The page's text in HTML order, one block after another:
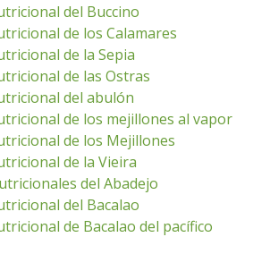
del Buccino
de los Calamares
de la Sepia
de las Ostras
del abulón
de los mejillones al vapor
de los Mejillones
de la Vieira
del Abadejo
del Bacalao
de Bacalao del pacífico